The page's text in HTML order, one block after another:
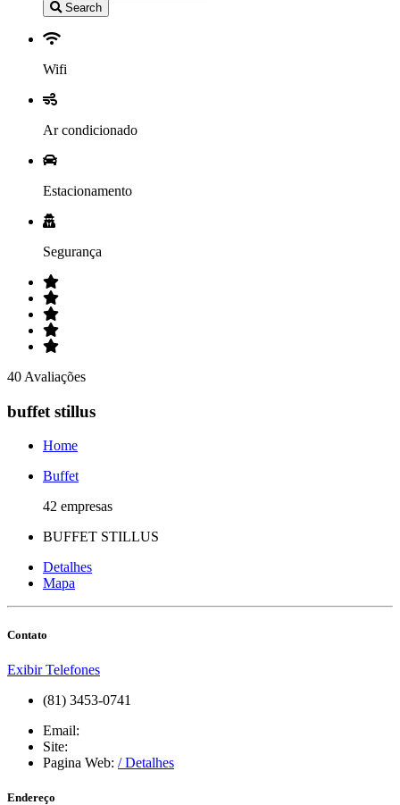
Search
Wifi
Ar condicionado
Estacionamento
Segurança
40 Avaliações
buffet stillus
Home
Buffet
42 empresas
BUFFET STILLUS
Detalhes
Mapa
Contato
Exibir Telefones
(81) 3453-0741
Email:
Site:
Pagina Web: / Detalhes
Endereço